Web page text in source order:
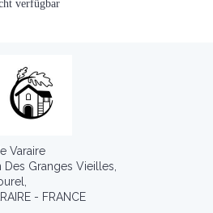
verfügbar
Varaire
Des Granges Vieilles,
- FRANCE